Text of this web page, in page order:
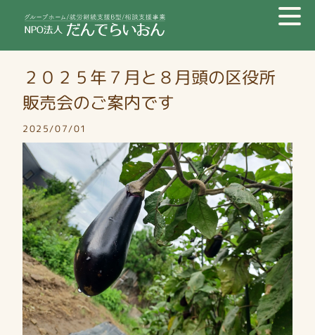
２０２５年７月と８月頭の区役所
販売会のご案内です
2025/07/01